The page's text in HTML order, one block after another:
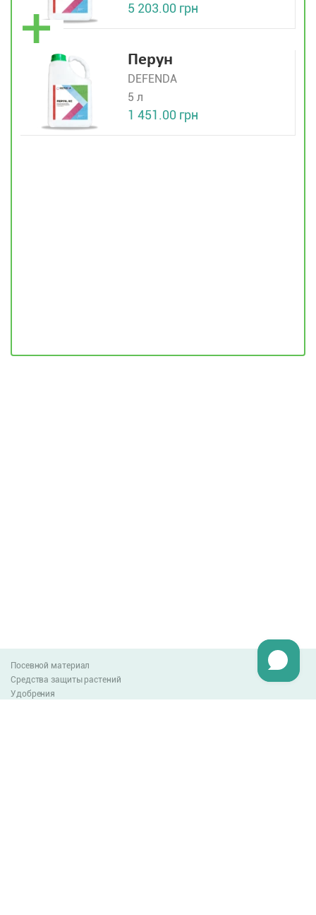
5 203.00 грн
Перун
DEFENDA
5 л
1 451.00 грн
Посевной материал
Средства защиты растений
Удобрения